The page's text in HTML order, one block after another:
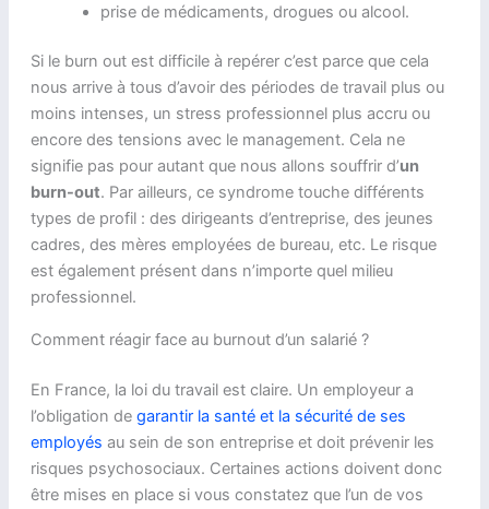
prise de médicaments, drogues ou alcool.
Si le burn out est difficile à repérer c’est parce que cela
nous arrive à tous d’avoir des périodes de travail plus ou
moins intenses, un stress professionnel plus accru ou
encore des tensions avec le management. Cela ne
signifie pas pour autant que nous allons souffrir d’un
burn-out. Par ailleurs, ce syndrome touche différents
types de profil : des dirigeants d’entreprise, des jeunes
cadres, des mères employées de bureau, etc. Le risque
est également présent dans n’importe quel milieu
professionnel.
Comment réagir face au burnout d’un salarié ?
En France, la loi du travail est claire. Un employeur a
l’obligation de garantir la santé et la sécurité de ses
employés au sein de son entreprise et doit prévenir les
risques psychosociaux. Certaines actions doivent donc
être mises en place si vous constatez que l’un de vos